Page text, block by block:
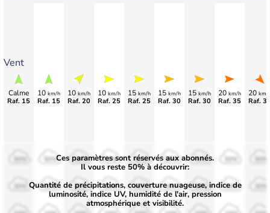
Vent
Calme
Raf. 15
10 km/h
Raf. 15
10 km/h
Raf. 20
10 km/h
Raf. 25
15 km/h
Raf. 25
15 km/h
Raf. 30
15 km/h
Raf. 30
20 km/h
Raf. 35
20 km/
Raf.
50%
30%
50%
30%
50%
30%
50%
30%
50%
30%
50%
30%
50%
30%
Ces paramètres sont réservés aux abonnés.
Il vous reste 50% à découvrir:
Quantité de précipitations, couverture nuageuse, indice de
luminosité, indice UV, humidité de l'air, pression
atmosphérique et visibilité.